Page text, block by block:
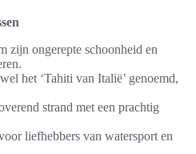
zijn ongerepte schoonheid en
het ‘Tahiti van Italië’ genoemd,
strand met een prachtig
liefhebbers van watersport en